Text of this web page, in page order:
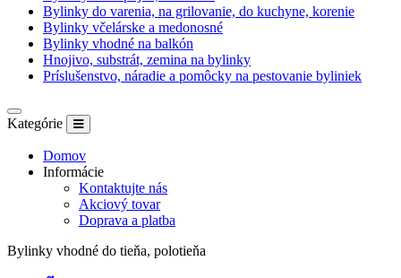
Bylinky do varenia, na grilovanie, do kuchyne, korenie
Bylinky včelárske a medonosné
Bylinky vhodné na balkón
Hnojivo, substrát, zemina na bylinky
Príslušenstvo, náradie a pomôcky na pestovanie byliniek
Kategórie
Domov
Informácie
Kontaktujte nás
Akciový tovar
Doprava a platba
Bylinky vhodné do tieňa, polotieňa